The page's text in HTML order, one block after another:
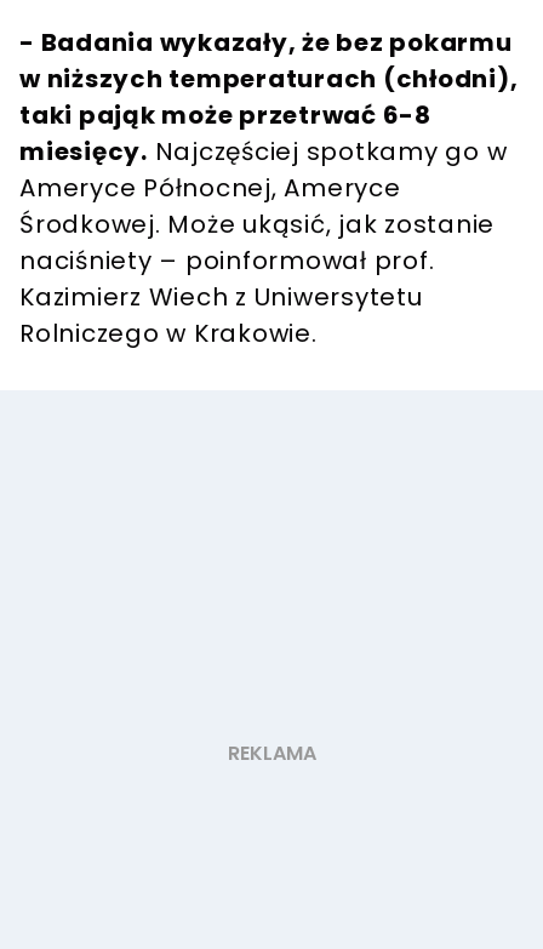
- Badania wykazały, że bez pokarmu
w niższych temperaturach (chłodni),
taki pająk może przetrwać 6-8
miesięcy. Najczęściej spotkamy go w
Ameryce Północnej, Ameryce
Środkowej. Może ukąsić, jak zostanie
naciśniety – poinformował prof.
Kazimierz Wiech z Uniwersytetu
Rolniczego w Krakowie.